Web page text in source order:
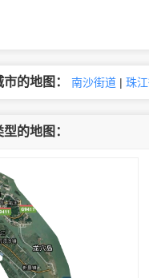
的地图： 南沙街道 | 珠
的地图：